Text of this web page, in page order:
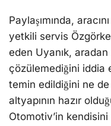
Paylaşımında,
yetkili servis
eden Uyanık,
çözülemediğini iddia
temin edildiğini ne
altyapının hazır
Otomotiv’in